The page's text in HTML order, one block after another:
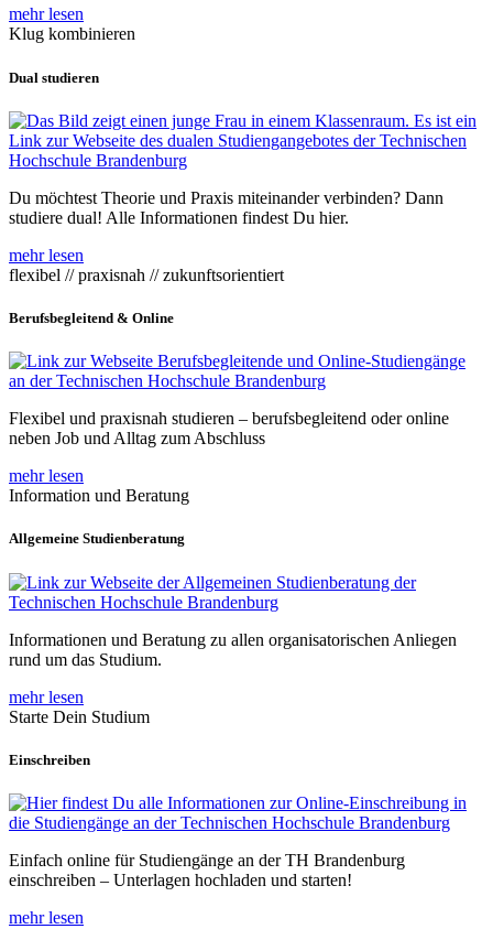
mehr lesen
Klug kombinieren
Dual studieren
Du möchtest Theorie und Praxis miteinander verbinden? Dann
studiere dual! Alle Informationen findest Du hier.
mehr lesen
flexibel // praxisnah // zukunftsorientiert
Berufsbegleitend & Online
Flexibel und praxisnah studieren – berufsbegleitend oder online
neben Job und Alltag zum Abschluss
mehr lesen
Information und Beratung
Allgemeine Studienberatung
Informationen und Beratung zu allen organisatorischen Anliegen
rund um das Studium.
mehr lesen
Starte Dein Studium
Einschreiben
Einfach online für Studiengänge an der TH Brandenburg
einschreiben – Unterlagen hochladen und starten!
mehr lesen